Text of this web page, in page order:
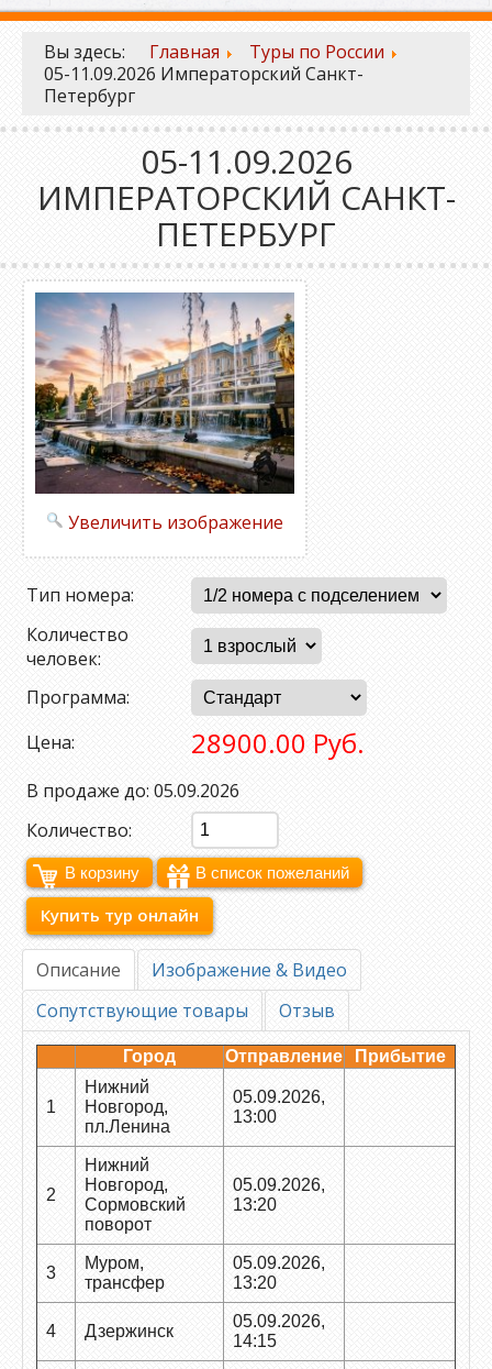
Вы здесь: Главная
Туры по России
05-11.09.2026 Императорский Санкт-
Петербург
05-11.09.2026
ИМПЕРАТОРСКИЙ САНКТ-
ПЕТЕРБУРГ
Увеличить изображение
Тип номера:
Количество
человек:
Программа:
Цена:
28900.00 Руб.
В продаже до: 05.09.2026
Количество:
Купить тур онлайн
Описание
Изображение & Видео
Сопутствующие товары
Отзыв
Город Отправление Прибытие
1
Нижний
Новгород,
пл.Ленина
05.09.2026,
13:00
2
Нижний
Новгород,
Сормовский
поворот
05.09.2026,
13:20
3
Муром,
трансфер
05.09.2026,
13:20
4 Дзержинск
05.09.2026,
14:15